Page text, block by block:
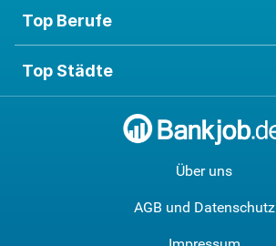
Top Berufe
Top Städte
Über uns
AGB und Datenschutz